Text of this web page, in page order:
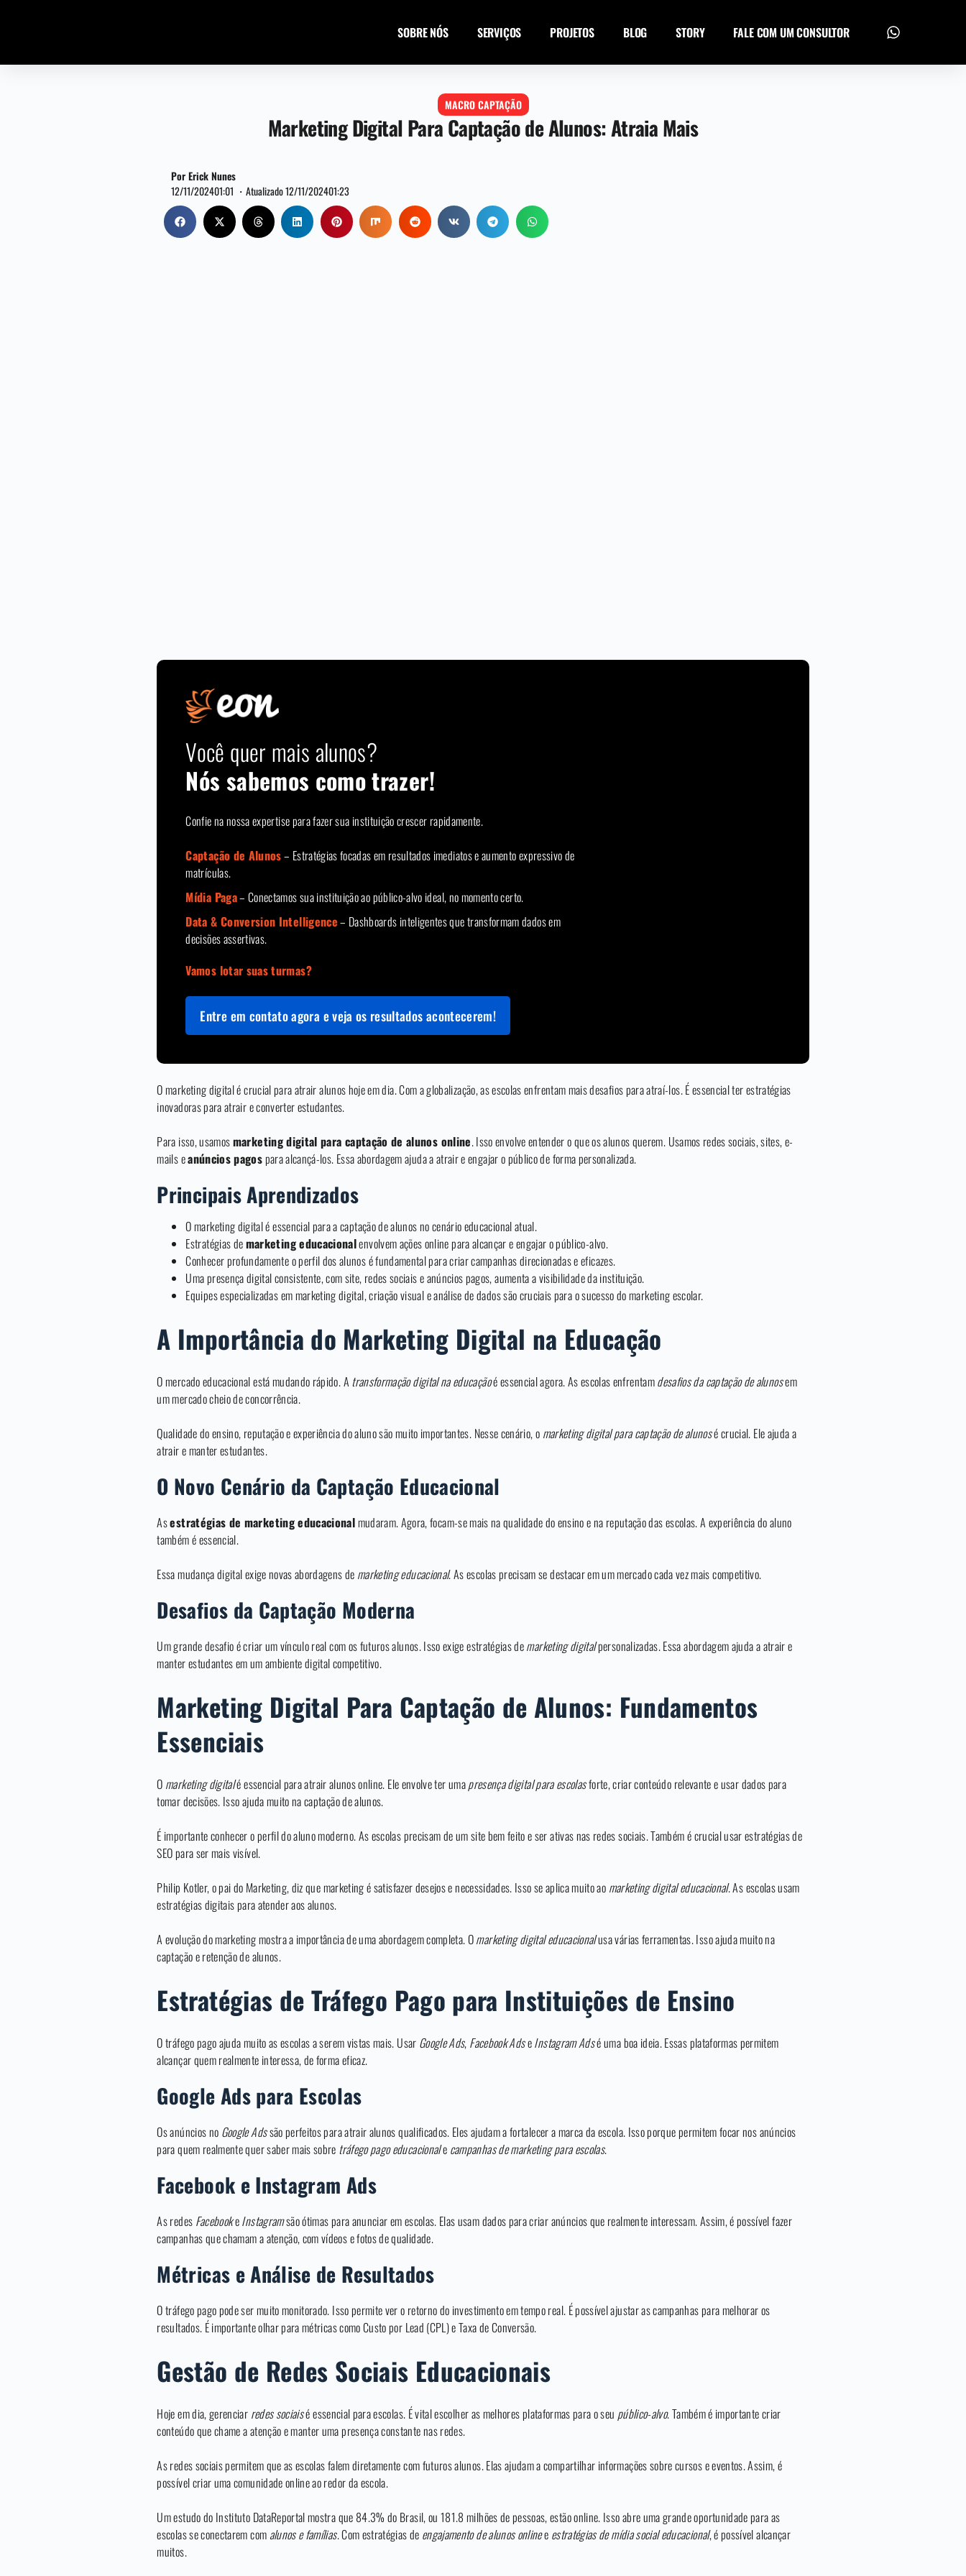
SOBRE NÓS SERVIÇOS PROJETOS BLOG STORY FALE COM UM CONSULTOR
MACRO CAPTAÇÃO
Marketing Digital Para Captação de Alunos: Atraia Mais
Por Erick Nunes
12/11/202401:01 ・Atualizado 12/11/202401:23
Você quer mais alunos?
Nós sabemos como trazer!
Confie na nossa expertise para fazer sua instituição crescer rapidamente.
Captação de Alunos– Estratégias focadas em resultados imediatos e aumento expressivo de
matrículas.
Mídia Paga– Conectamos sua instituição ao público-alvo ideal, no momento certo.
Data & Conversion Intelligence– Dashboards inteligentes que transformam dados em
decisões assertivas.
Vamos lotar suas turmas?
Entre em contato agora e veja os resultados acontecerem!
O marketing digital é crucial para atrair alunos hoje em dia. Com a globalização, as escolas enfrentam mais desafios para atraí-los. É essencial ter estratégias
inovadoras para atrair e converter estudantes.
Para isso, usamosmarketing digital para captação de alunos online. Isso envolve entender o que os alunos querem. Usamos redes sociais, sites, e-
mails eanúncios pagospara alcançá-los. Essa abordagem ajuda a atrair e engajar o público de forma personalizada.
Principais Aprendizados
O marketing digital é essencial para a captação de alunos no cenário educacional atual.
Estratégias demarketing educacionalenvolvem ações online para alcançar e engajar o público-alvo.
Conhecer profundamente o perfil dos alunos é fundamental para criar campanhas direcionadas e eficazes.
Uma presença digital consistente, com site, redes sociais e anúncios pagos, aumenta a visibilidade da instituição.
Equipes especializadas em marketing digital, criação visual e análise de dados são cruciais para o sucesso do marketing escolar.
A Importância do Marketing Digital na Educação
O mercado educacional está mudando rápido. A transformação digital na educaçãoé essencial agora. As escolas enfrentamdesafios da captação de alunosem
um mercado cheio de concorrência.
Qualidade do ensino, reputação e experiência do aluno são muito importantes. Nesse cenário, o marketing digital para captação de alunosé crucial. Ele ajuda a
atrair e manter estudantes.
O Novo Cenário da Captação Educacional
Asestratégias de marketing educacionalmudaram. Agora, focam-se mais na qualidade do ensino e na reputação das escolas. A experiência do aluno
também é essencial.
Essa mudança digital exige novas abordagens de marketing educacional. As escolas precisam se destacar em um mercado cada vez mais competitivo.
Desafios da Captação Moderna
Um grande desafio é criar um vínculo real com os futuros alunos. Isso exige estratégias demarketing digitalpersonalizadas. Essa abordagem ajuda a atrair e
manter estudantes em um ambiente digital competitivo.
Marketing Digital Para Captação de Alunos: Fundamentos
Essenciais
O marketing digitalé essencial para atrair alunos online. Ele envolve ter umapresença digital para escolasforte, criar conteúdo relevante e usar dados para
tomar decisões. Isso ajuda muito na captação de alunos.
É importante conhecer o perfil do aluno moderno. As escolas precisam de um site bem feito e ser ativas nas redes sociais. Também é crucial usar estratégias de
SEO para ser mais visível.
Philip Kotler, o pai do Marketing, diz que marketing é satisfazer desejos e necessidades. Isso se aplica muito ao marketing digital educacional. As escolas usam
estratégias digitais para atender aos alunos.
A evolução do marketing mostra a importância de uma abordagem completa. Omarketing digital educacionalusa várias ferramentas. Isso ajuda muito na
captação e retenção de alunos.
Estratégias de Tráfego Pago para Instituições de Ensino
O tráfego pago ajuda muito as escolas a serem vistas mais. Usar Google Ads, Facebook AdseInstagram Adsé uma boa ideia. Essas plataformas permitem
alcançar quem realmente interessa, de forma eficaz.
Google Ads para Escolas
Os anúncios no Google Adssão perfeitos para atrair alunos qualificados. Eles ajudam a fortalecer a marca da escola. Isso porque permitem focar nos anúncios
para quem realmente quer saber mais sobre tráfego pago educacionale campanhas de marketing para escolas.
Facebook e Instagram Ads
As redes FacebookeInstagramsão ótimas para anunciar em escolas. Elas usam dados para criar anúncios que realmente interessam. Assim, é possível fazer
campanhas que chamam a atenção, com vídeos e fotos de qualidade.
Métricas e Análise de Resultados
O tráfego pago pode ser muito monitorado. Isso permite ver o retorno do investimento em tempo real. É possível ajustar as campanhas para melhorar os
resultados. É importante olhar para métricas como Custo por Lead (CPL) e Taxa de Conversão.
Gestão de Redes Sociais Educacionais
Hoje em dia, gerenciar redes sociaisé essencial para escolas. É vital escolher as melhores plataformas para o seu público-alvo. Também é importante criar
conteúdo que chame a atenção e manter uma presença constante nas redes.
As redes sociais permitem que as escolas falem diretamente com futuros alunos. Elas ajudam a compartilhar informações sobre cursos e eventos. Assim, é
possível criar uma comunidade online ao redor da escola.
Um estudo do Instituto DataReportal mostra que 84.3% do Brasil, ou 181.8 milhões de pessoas, estão online. Isso abre uma grande oportunidade para as
escolas se conectarem com alunos e famílias. Com estratégias de engajamento de alunos onlinee estratégias de mídia social educacional, é possível alcançar
muitos.